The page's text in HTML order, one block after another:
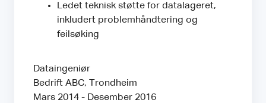
Ledet teknisk støtte for datalageret,
inkludert problemhåndtering og
feilsøking
Dataingeniør
Bedrift ABC, Trondheim
Mars 2014 - Desember 2016